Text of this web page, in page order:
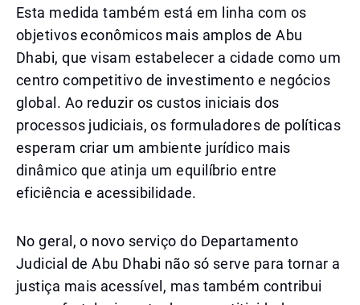
Esta medida também está em linha com os
objetivos econômicos mais amplos de Abu
Dhabi, que visam estabelecer a cidade como um
centro competitivo de investimento e negócios
global. Ao reduzir os custos iniciais dos
processos judiciais, os formuladores de políticas
esperam criar um ambiente jurídico mais
dinâmico que atinja um equilíbrio entre
eficiência e acessibilidade.
No geral, o novo serviço do Departamento
Judicial de Abu Dhabi não só serve para tornar a
justiça mais acessível, mas também contribui